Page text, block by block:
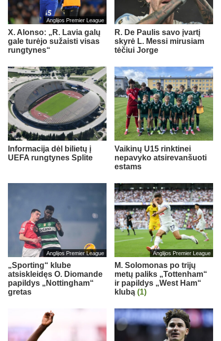
Anglijos Premier League
X. Alonso: „R. Lavia galų
gale turėjo sužaisti visas
rungtynes“
R. De Paulis savo įvartį
skyrė L. Messi mirusiam
tėčiui Jorge
Informacija dėl bilietų į
UEFA rungtynes Splite
Vaikinų U15 rinktinei
nepavyko atsirevanšuoti
estams
Anglijos Premier League
„Sporting“ klube
atsiskleidęs O. Diomande
papildys „Nottingham“
gretas
Anglijos Premier League
M. Solomonas po trijų
metų paliks „Tottenham“
ir papildys „West Ham“
klubą (1)